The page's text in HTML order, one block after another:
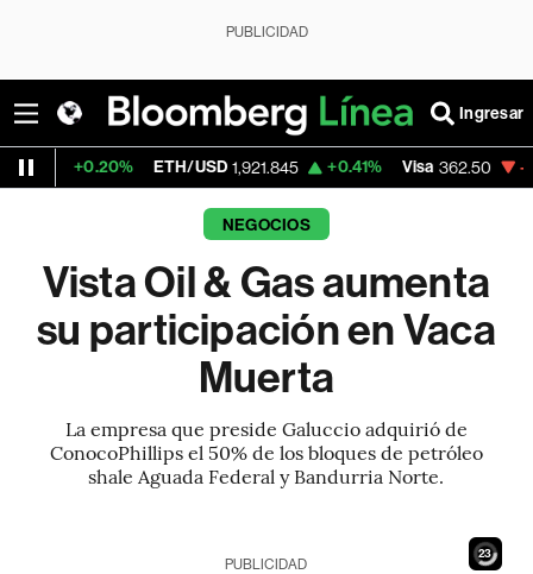
PUBLICIDAD
Ingresar
ETH/USD 1,921.845 +0.41% Visa 362.50 -2.15%
NEGOCIOS
Vista Oil & Gas aumenta
su participación en Vaca
Muerta
La empresa que preside Galuccio adquirió de
ConocoPhillips el 50% de los bloques de petróleo
shale Aguada Federal y Bandurria Norte.
22
PUBLICIDAD